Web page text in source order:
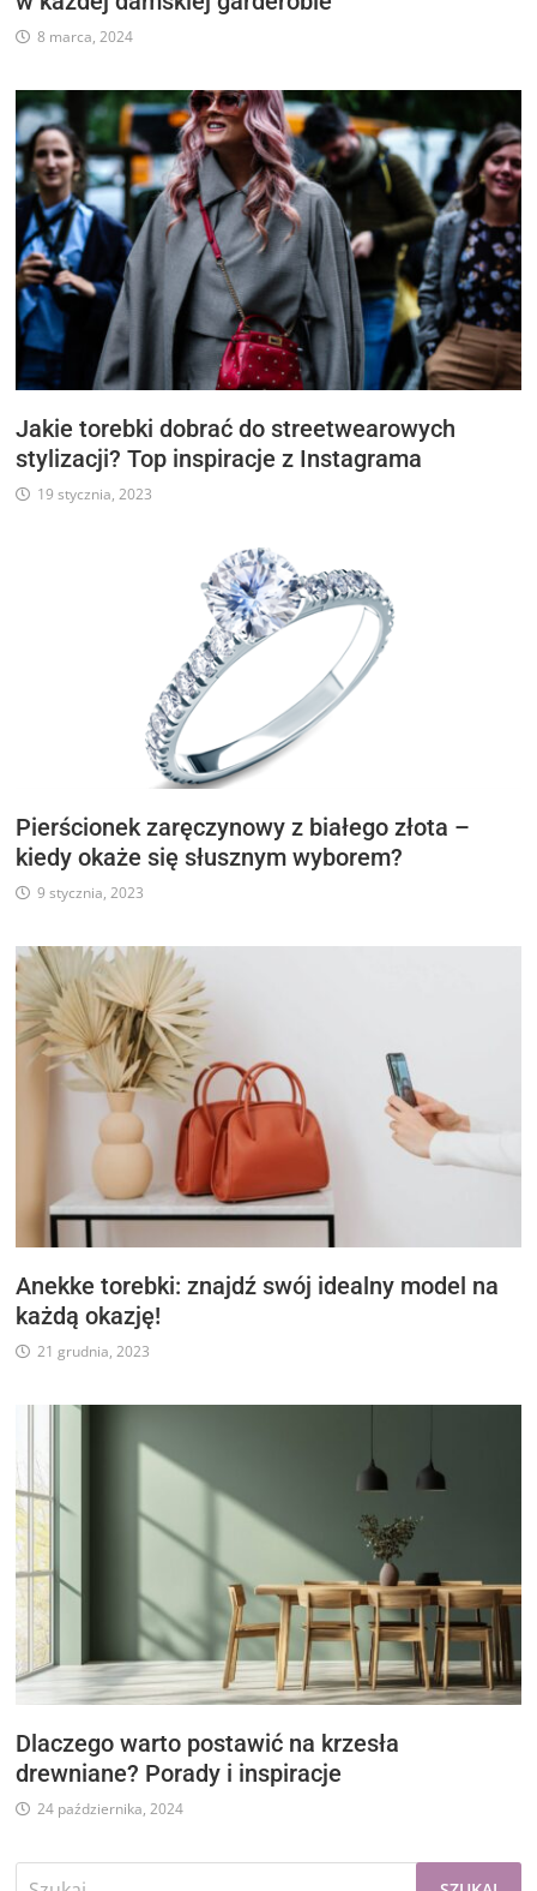
8 marca, 2024
Jakie torebki dobrać do streetwearowych
stylizacji? Top inspiracje z Instagrama
19 stycznia, 2023
Pierścionek zaręczynowy z białego złota –
kiedy okaże się słusznym wyborem?
9 stycznia, 2023
Anekke torebki: znajdź swój idealny model na
każdą okazję!
21 grudnia, 2023
Dlaczego warto postawić na krzesła
drewniane? Porady i inspiracje
24 października, 2024
Szukaj: